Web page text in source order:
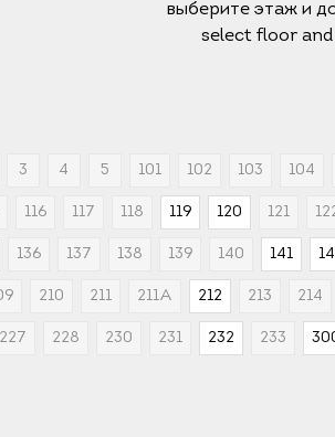
выберите этаж и
select floor
3 4 5 101 102 103 104
116 117 118 119 120 121
136 137 138 139 140 141
210 211 211А 212 213 214
227 228 230 231 232 233